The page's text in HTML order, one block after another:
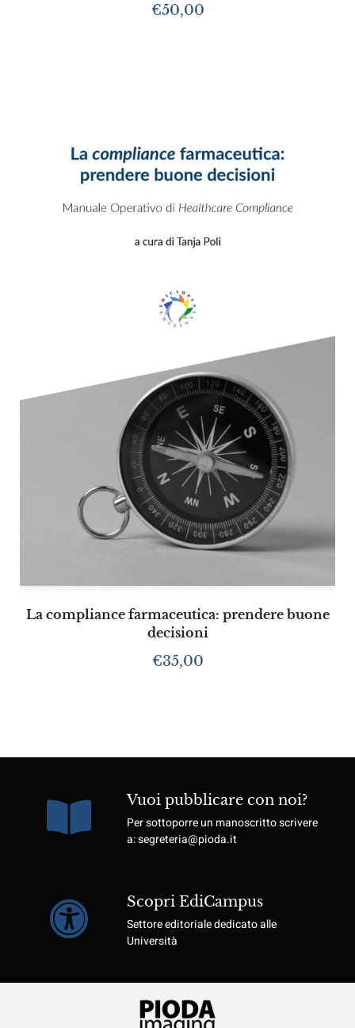
€50,00
La compliance farmaceutica: prendere buone
decisioni
€35,00
Vuoi pubblicare con noi?
Per sottoporre un manoscritto scrivere
a: segreteria@pioda.it
Scopri EdiCampus
Settore editoriale dedicato alle
Università